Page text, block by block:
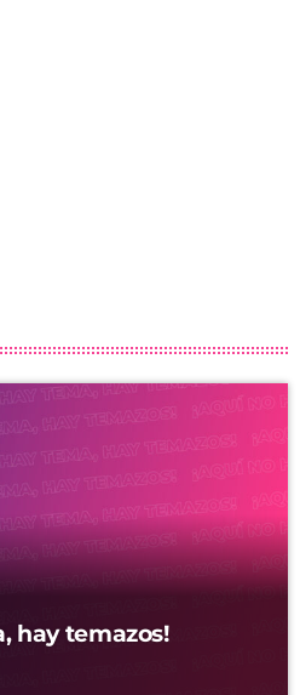
hay temazos!